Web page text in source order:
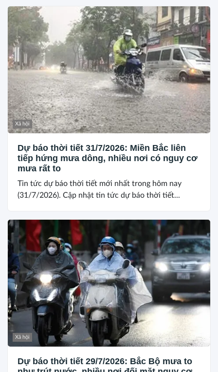
Xã hội
Dự báo thời tiết 31/7/2026: Miền Bắc liên
tiếp hứng mưa dông, nhiều nơi có nguy cơ
mưa rất to
Tin tức dự báo thời tiết mới nhất trong hôm nay
(31/7/2026). Cập nhật tin tức dự báo thời tiết...
Xã hội
Dự báo thời tiết 29/7/2026: Bắc Bộ mưa to